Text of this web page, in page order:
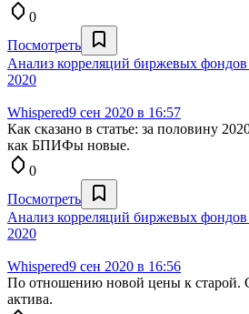
0
Посмотреть
Анализ корреляций биржевых
2020
Whispered9 сен 2020 в 16:57
Как сказано в статье: за половину
как БПИФы новые.
0
Посмотреть
Анализ корреляций биржевых
2020
Whispered9 сен 2020 в 16:56
По отношению новой цены к старой.
актива.